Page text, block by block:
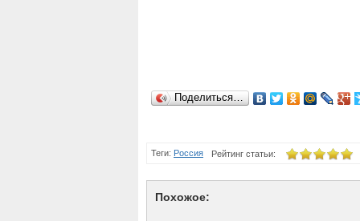
Поделиться…
Теги: Россия Рейтинг статьи:
Похожое: